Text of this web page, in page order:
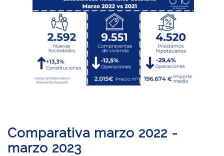
Comparativa marzo 2022 -
marzo 2023